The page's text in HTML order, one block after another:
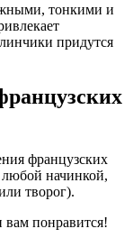
тонкими и
придутся
французских
начинкой,
творог).
вам понравится!